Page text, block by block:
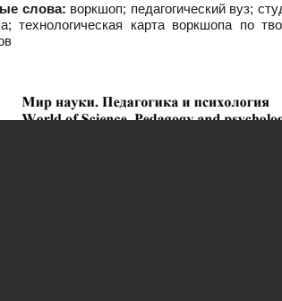
слова: воркшоп; педагогический вуз;
технологическая карта воркшопа по